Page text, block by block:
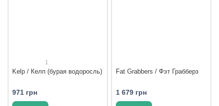
1
Kelp / Келп (бурая водоросль)
971 грн
Fat Grabbers / Фэт Грабберз
1 679 грн